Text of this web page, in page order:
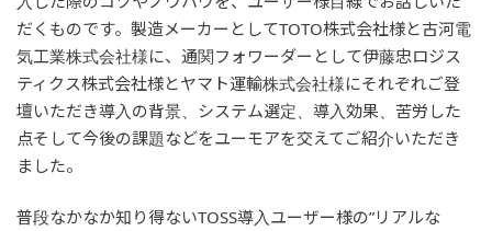
だくものです。製造メーカーとしてTOTO株式会社様と古河電
気工業株式会社様に、通関フォワーダーとして伊藤忠ロジス
ティクス株式会社様とヤマト運輸株式会社様にそれぞれご登
壇いただき導入の背景、システム選定、導入効果、苦労した
点そして今後の課題などをユーモアを交えてご紹介いただき
ました。
普段なかなか知り得ないTOSS導入ユーザー様の”リアルな